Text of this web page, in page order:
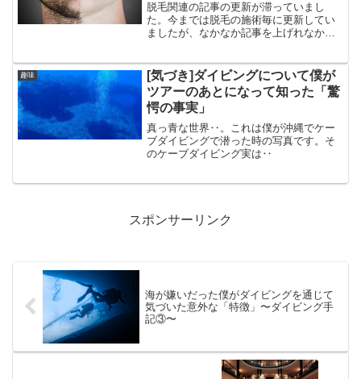
脱毛関連の記事の更新が滞っていまし
た。今までは脱毛の施術毎に更新してい
ましたが、なかなか記事を上げれなかっ
半経過しました。今回は脱毛を初めて1年
半後を振り返って、効果...
趣味
[気づき]ダイビングについて僕が
ツアーのあとになって知った「驚
愕の事実」
真っ青な世界‥。これは僕が沖縄でケー
ブダイビングで潜った時の写真です。そ
のケーブダイビング実は‥
スポンサーリンク
海が嫌いだった僕がダイビングを通じて
気づいた意外な「特徴」〜ダイビング手
記③〜